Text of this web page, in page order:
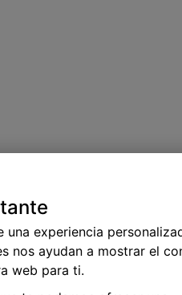
experiencia
nos ayudan a mostrar el
web para ti.